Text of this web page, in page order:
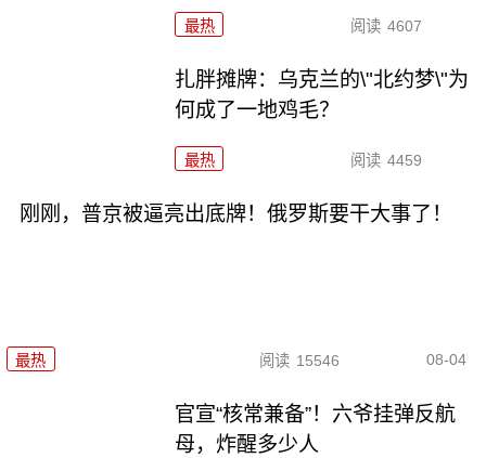
最热 阅读 4607
扎胖摊牌：乌克兰的\"北约梦\"为
何成了一地鸡毛？
最热 阅读 4459
刚刚，普京被逼亮出底牌！俄罗斯要干大事了！
最热 阅读 15546 08-04
官宣“核常兼备”！六爷挂弹反航
母，炸醒多少人